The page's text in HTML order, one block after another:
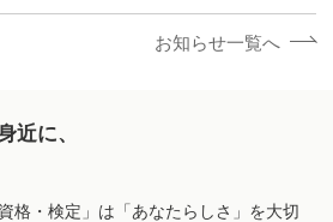
お知らせ一覧へ
近に、
格・検定」は「あなたらしさ」を大切